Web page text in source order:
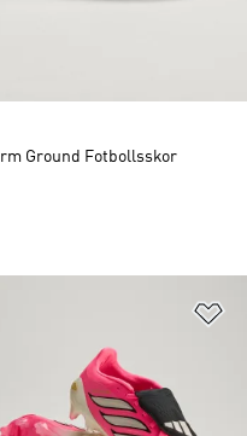
Ground Fotbollsskor